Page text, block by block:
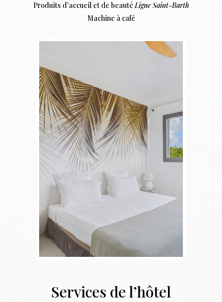
Services de l’hôtel
Produits d’accueil et de beautéLigne Saint-Barth
Machine à café